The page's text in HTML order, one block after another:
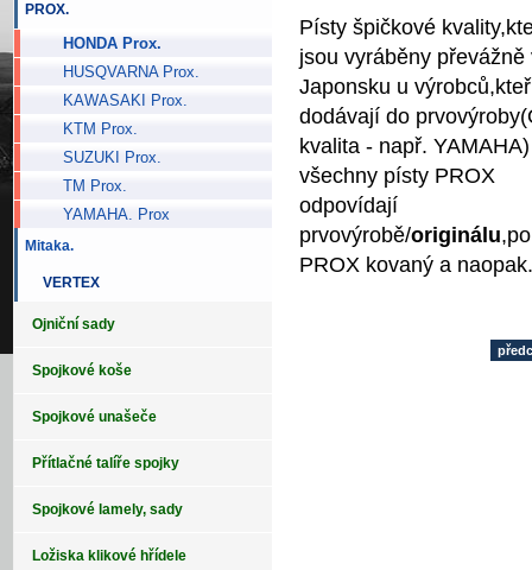
PROX.
HONDA Prox.
HUSQVARNA Prox.
KAWASAKI Prox.
KTM Prox.
SUZUKI Prox.
TM Prox.
YAMAHA. Prox
Mitaka.
VERTEX
Ojniční sady
Spojkové koše
Spojkové unašeče
Přítlačné talíře spojky
Spojkové lamely, sady
Ložiska klikové hřídele
Písty špičkové
jsou vyráběny převážně
Japonsku u
dodávají do
kvalita - např. YAMAHA)
všechny písty PROX
odpovídají
prvovýrobě/originálu
PROX kovaný a naopak.